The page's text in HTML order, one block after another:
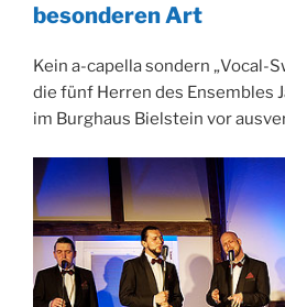
besonderen Art
Kein a-capella sondern „Vocal-
die fünf Herren des Ensembles
im Burghaus Bielstein vor